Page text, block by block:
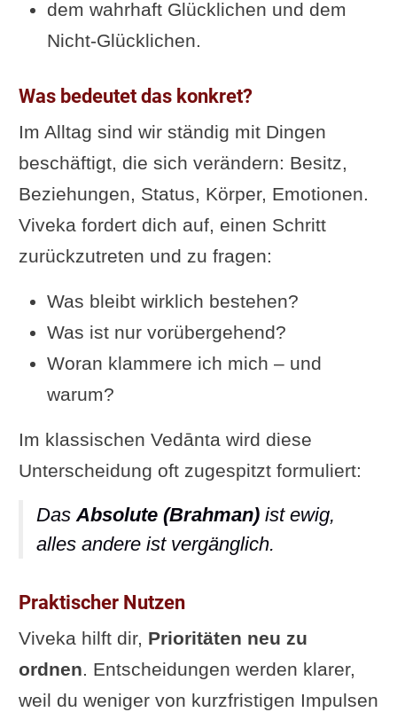
dem wahrhaft Glücklichen und dem
Nicht-Glücklichen.
Was bedeutet das konkret?
Im Alltag sind wir ständig mit Dingen
beschäftigt, die sich verändern: Besitz,
Beziehungen, Status, Körper, Emotionen.
Viveka fordert dich auf, einen Schritt
zurückzutreten und zu fragen:
Was bleibt wirklich bestehen?
Was ist nur vorübergehend?
Woran klammere ich mich – und
warum?
Im klassischen Vedānta wird diese
Unterscheidung oft zugespitzt formuliert:
DasAbsolute (Brahman)ist ewig,
alles andere ist vergänglich.
Praktischer Nutzen
Viveka hilft dir, Prioritäten neu zu
ordnen. Entscheidungen werden klarer,
weil du weniger von kurzfristigen Impulsen